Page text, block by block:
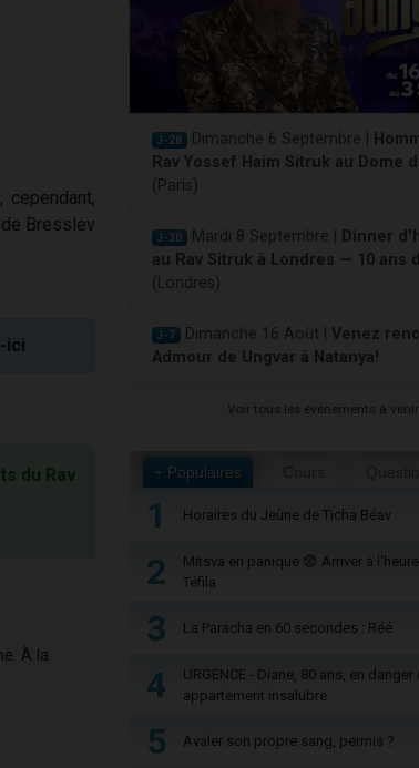
Bresslev
ici
du Rav
À la
J-28 Dimanche 6 Septembre |
Rav Yossef Haim Sitruk au Dome
(Paris)
J-30 Mardi 8 Septembre |
Dinner
au Rav Sitruk à Londres — 10 ans
(Londres)
J-7 Dimanche 16 Août | Venez
Admour de Ungvar à Natanya!
Voir tous les événements à venir
+ Populaires
1 Horaires du Jeûne de Ticha Béav
2
Mitsva en panique 😨 Arriver à
Téfila
3 La Paracha en 60 secondes : Réé
4
URGENCE - Diane, 80 ans, en danger
appartement insalubre
5 Avaler son propre sang, permis ?